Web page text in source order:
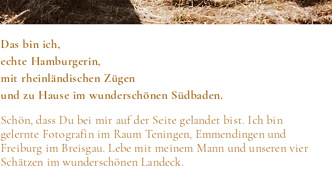
Das bin ich,
echte Hamburgerin,
mit rheinländischen Zügen
und zu Hause im wunderschönen Südbaden.
Schön, dass Du bei mir auf der Seite gelandet bist. Ich bin
gelernte Fotografin im Raum Teningen, Emmendingen und
Freiburg im Breisgau. Lebe mit meinem Mann und unserenvier
Schätzen im wunderschönen Landeck.